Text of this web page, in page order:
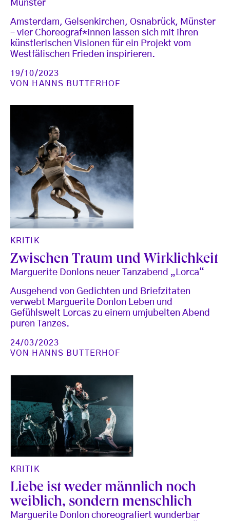
Münster
Amsterdam, Gelsenkirchen, Osnabrück, Münster
– vier Choreograf*innen lassen sich mit ihren
künstlerischen Visionen für ein Projekt vom
Westfälischen Frieden inspirieren.
19/10/2023
VON
HANNS BUTTERHOF
KRITIK
Zwischen Traum und Wirklichkeit
Marguerite Donlons neuer Tanzabend „Lorca“
Ausgehend von Gedichten und Briefzitaten
verwebt Marguerite Donlon Leben und
Gefühlswelt Lorcas zu einem umjubelten Abend
puren Tanzes.
24/03/2023
VON
HANNS BUTTERHOF
KRITIK
Liebe ist weder männlich noch
weiblich, sondern menschlich
Marguerite Donlon choreografiert wunderbar